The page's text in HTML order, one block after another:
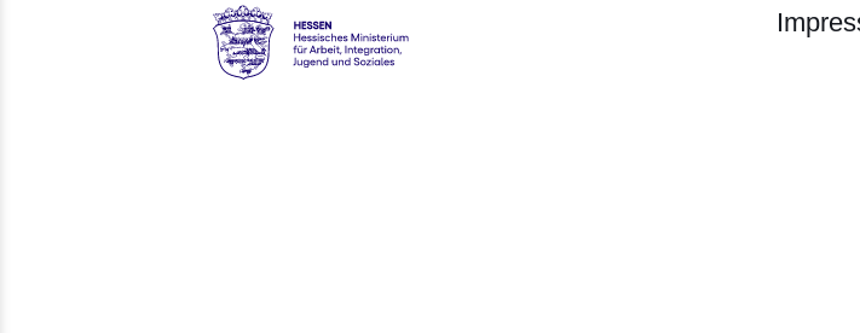
Hessen - Hessisches Ministerium für Arbeit, Integration,